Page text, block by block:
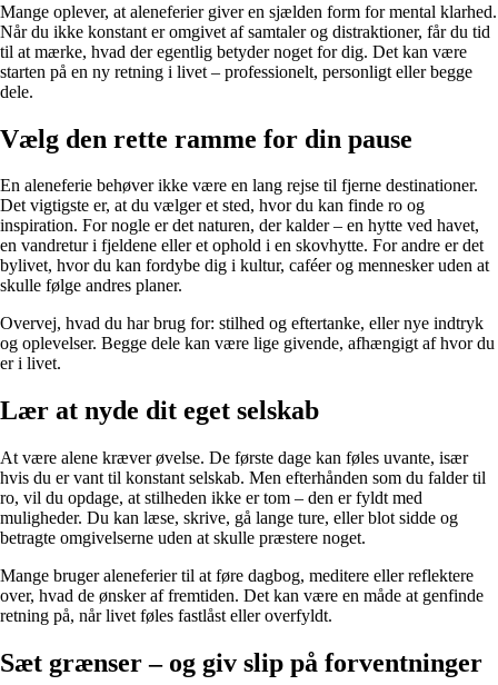
Mange oplever, at aleneferier giver en sjælden form for mental klarhed.
Når du ikke konstant er omgivet af samtaler og distraktioner, får du tid
til at mærke, hvad der egentlig betyder noget for dig. Det kan være
starten på en ny retning i livet – professionelt, personligt eller begge
dele.
Vælg den rette ramme for din pause
En aleneferie behøver ikke være en lang rejse til fjerne destinationer.
Det vigtigste er, at du vælger et sted, hvor du kan finde ro og
inspiration. For nogle er det naturen, der kalder – en hytte ved havet,
en vandretur i fjeldene eller et ophold i en skovhytte. For andre er det
bylivet, hvor du kan fordybe dig i kultur, caféer og mennesker uden at
skulle følge andres planer.
Overvej, hvad du har brug for: stilhed og eftertanke, eller nye indtryk
og oplevelser. Begge dele kan være lige givende, afhængigt af hvor du
er i livet.
Lær at nyde dit eget selskab
At være alene kræver øvelse. De første dage kan føles uvante, især
hvis du er vant til konstant selskab. Men efterhånden som du falder til
ro, vil du opdage, at stilheden ikke er tom – den er fyldt med
muligheder. Du kan læse, skrive, gå lange ture, eller blot sidde og
betragte omgivelserne uden at skulle præstere noget.
Mange bruger aleneferier til at føre dagbog, meditere eller reflektere
over, hvad de ønsker af fremtiden. Det kan være en måde at genfinde
retning på, når livet føles fastlåst eller overfyldt.
Sæt grænser – og giv slip på forventninger